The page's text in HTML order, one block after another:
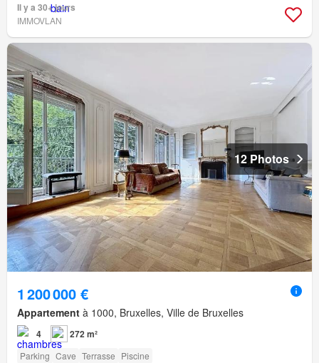
Il y a 30+ jours
IMMOVLAN
12 Photos
1 200 000 €
Appartement à 1000, Bruxelles, Ville de Bruxelles
4 272 m²
Parking Cave Terrasse Piscine